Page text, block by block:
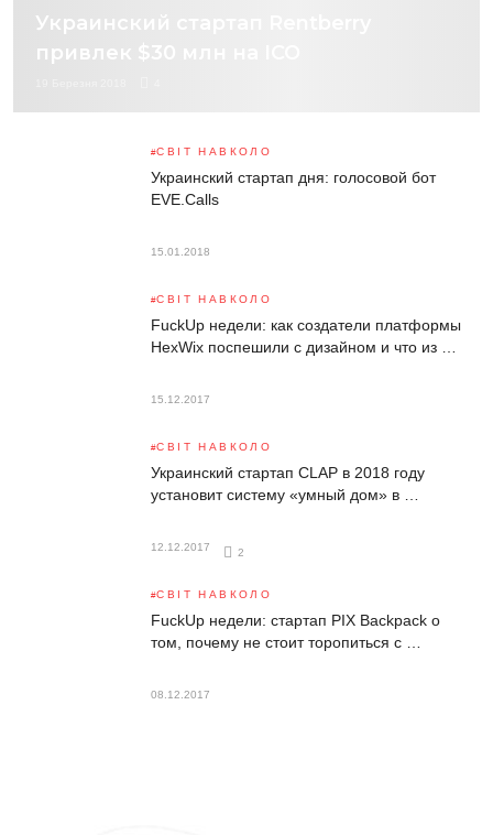
Украинский стартап Rentberry
привлек $30 млн на ICO
СВІТ НАВКОЛО
Украинский стартап дня: голосовой бот
EVE.Calls
15.01.2018
СВІТ НАВКОЛО
FuckUp недели: как создатели платформы
HexWix поспешили с дизайном и что из …
15.12.2017
СВІТ НАВКОЛО
Украинский стартап CLAP в 2018 году
установит систему «умный дом» в …
12.12.2017
2
СВІТ НАВКОЛО
FuckUp недели: стартап PIX Backpack о
том, почему не стоит торопиться с …
08.12.2017